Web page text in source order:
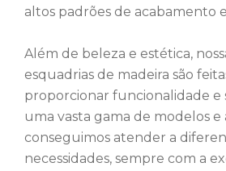
altos padrões de acabamento
Além de beleza e estética,
esquadrias de madeira são
proporcionar funcionalidade e
uma vasta gama de modelos e
conseguimos atender a
necessidades, sempre com a